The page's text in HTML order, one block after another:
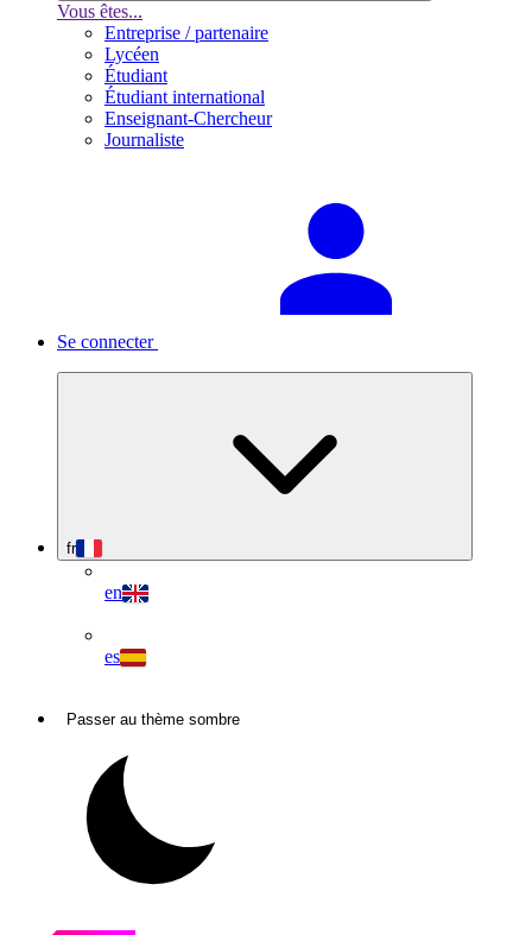
Vous êtes...
Entreprise / partenaire
Lycéen
Étudiant
Étudiant international
Enseignant-Chercheur
Journaliste
Se connecter
fr
en
es
Passer au thème sombre